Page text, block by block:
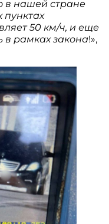
в нашей стране
пунктах
50 км/ч, и еще
в рамках закона!»,